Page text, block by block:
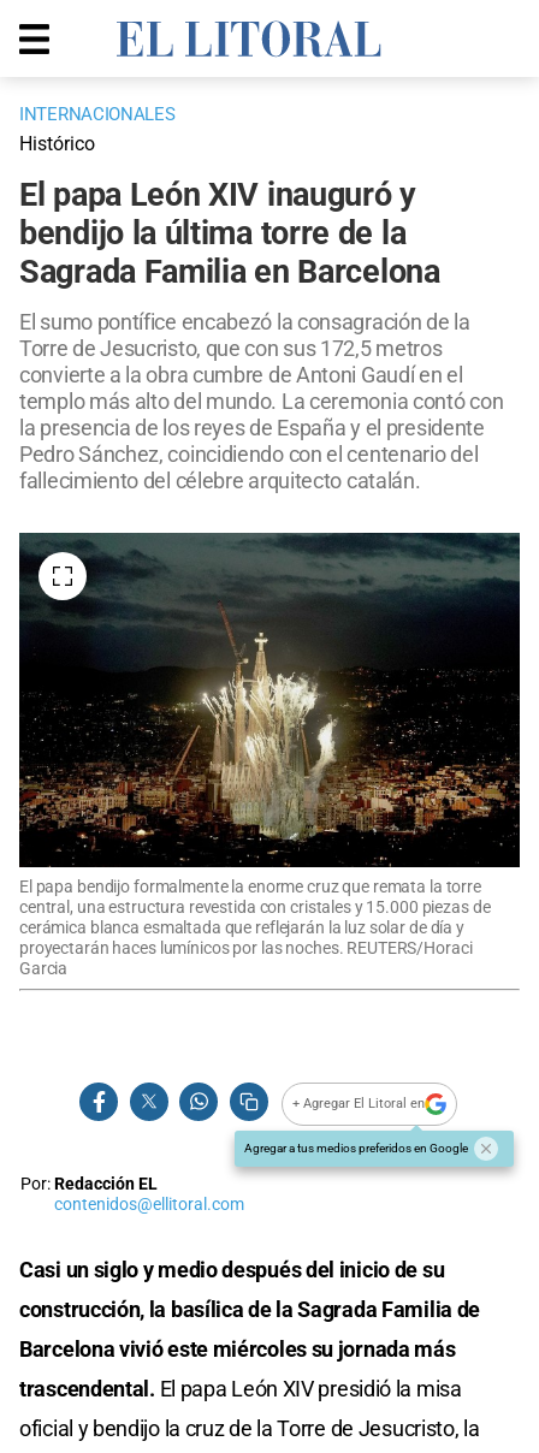
INTERNACIONALES
Histórico
El papa León XIV inauguró y
bendijo la última torre de la
Sagrada Familia en Barcelona
El sumo pontífice encabezó la consagración de la
Torre de Jesucristo, que con sus 172,5 metros
convierte a la obra cumbre de Antoni Gaudí en el
templo más alto del mundo. La ceremonia contó con
la presencia de los reyes de España y el presidente
Pedro Sánchez, coincidiendo con el centenario del
fallecimiento del célebre arquitecto catalán.
El papa bendijo formalmente la enorme cruz que remata la torre
central, una estructura revestida con cristales y 15.000 piezas de
cerámica blanca esmaltada que reflejarán la luz solar de día y
proyectarán haces lumínicos por las noches. REUTERS/Horaci
Garcia
+ Agregar El Litoral en
Agregar a tus medios preferidos en Google
Por:Redacción EL
contenidos@ellitoral.com
Casi un siglo y medio después del inicio de su
construcción, la basílica de la Sagrada Familia de
Barcelona vivió este miércoles su jornada más
trascendental. El papa León XIV presidió la misa
oficial y bendijo la cruz de la Torre de Jesucristo, la